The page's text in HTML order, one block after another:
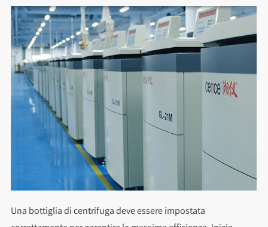
Una bottiglia di centrifuga deve essere impostata